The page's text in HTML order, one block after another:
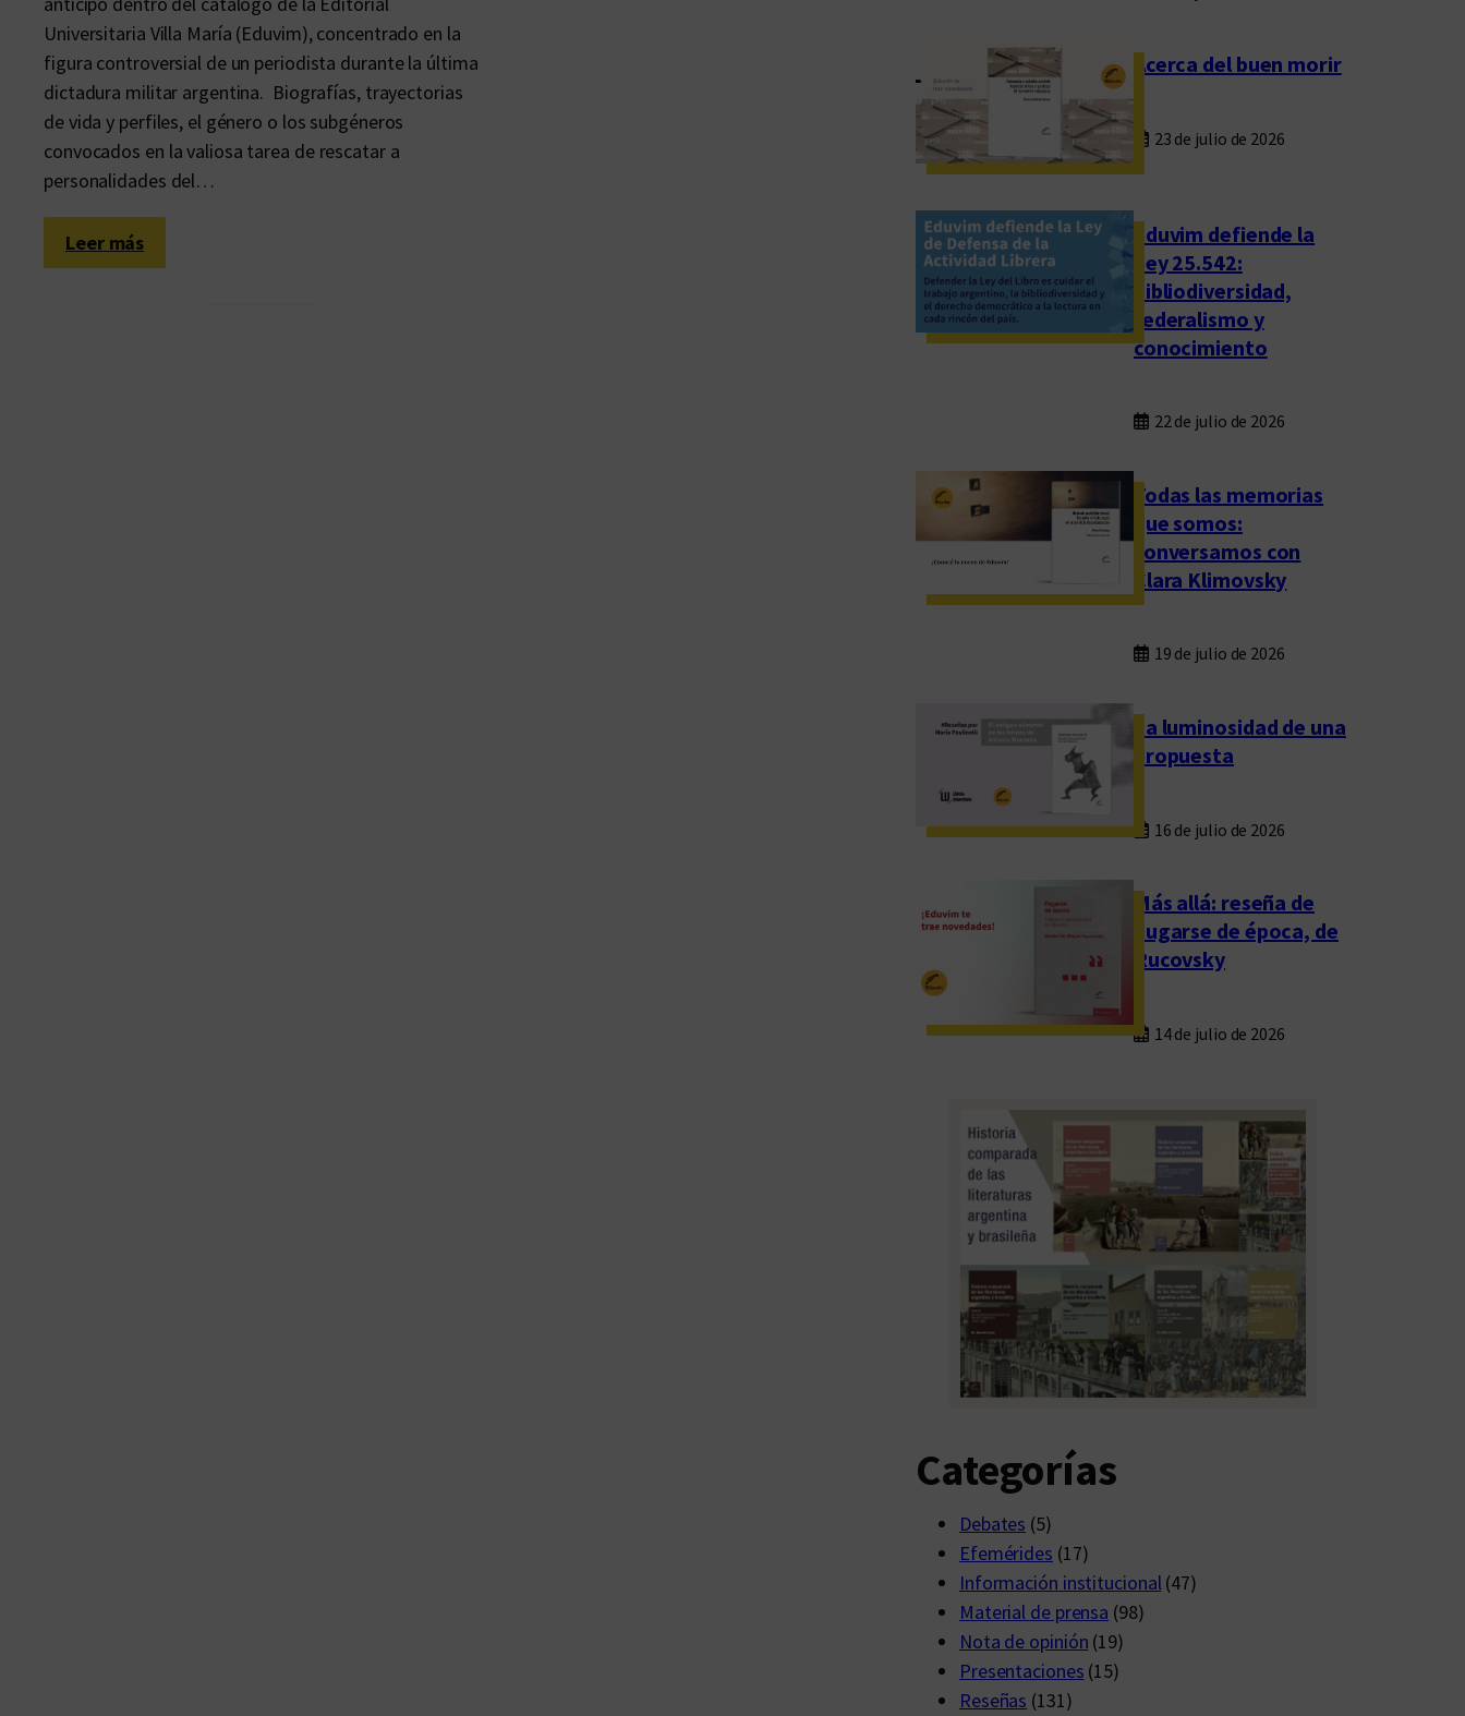
Universitaria Villa María (Eduvim), concentrado en la
figura controversial de un periodista durante la última
dictadura militar argentina. Biografías, trayectorias
de vida y perfiles, el género o los subgéneros
convocados en la valiosa tarea de rescatar a
personalidades del…
Leer más:
O
Acerca del buen morir
23 de julio de 2026
Eduvim defiende la
Ley 25.542:
bibliodiversidad,
federalismo y
conocimiento
22 de julio de 2026
Todas las memorias
que somos:
conversamos con
Clara Klimovsky
19 de julio de 2026
La luminosidad de una
propuesta
16 de julio de 2026
Más allá: reseña de
Fugarse de época, de
Rucovsky
14 de julio de 2026
Categorías
Debates (5)
Efemérides (17)
Información institucional(47)
Material de prensa (98)
Nota de opinión (19)
Presentaciones (15)
Reseñas (131)